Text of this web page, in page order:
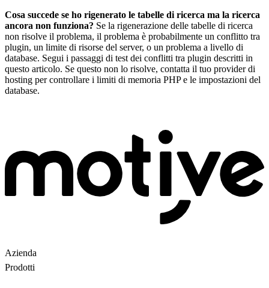
Cosa succede se ho rigenerato le tabelle di ricerca ma la ricerca
ancora non funziona? Se la rigenerazione delle tabelle di ricerca
non risolve il problema, il problema è probabilmente un conflitto tra
plugin, un limite di risorse del server, o un problema a livello di
database. Segui i passaggi di test dei conflitti tra plugin descritti in
questo articolo. Se questo non lo risolve, contatta il tuo provider di
hosting per controllare i limiti di memoria PHP e le impostazioni del
database.
Azienda
Prodotti